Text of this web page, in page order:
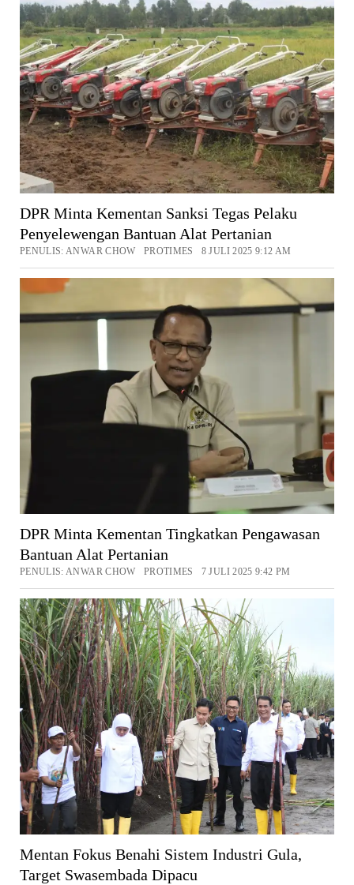
DPR Minta Kementan Sanksi Tegas Pelaku
Penyelewengan Bantuan Alat Pertanian
PENULIS: ANWAR CHOW PROTIMES 8 JULI 2025 9:12 AM
DPR Minta Kementan Tingkatkan Pengawasan
Bantuan Alat Pertanian
PENULIS: ANWAR CHOW PROTIMES 7 JULI 2025 9:42 PM
Mentan Fokus Benahi Sistem Industri Gula,
Target Swasembada Dipacu